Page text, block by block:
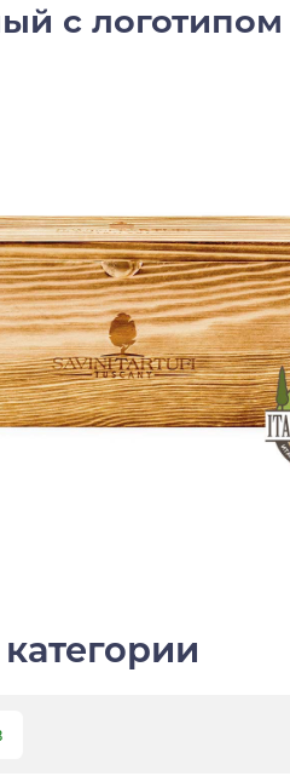
с логотипом